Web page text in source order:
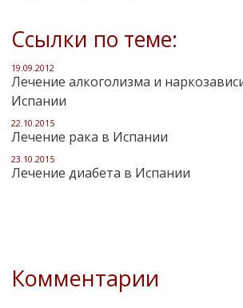
Ссылки по теме:
19.09.2012
Лечение алкоголизма и
Испании
22.10.2015
Лечение рака в Испании
23.10.2015
Лечение диабета в Испании
Комментарии